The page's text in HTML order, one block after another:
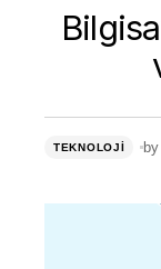
TEKNOLOJI by